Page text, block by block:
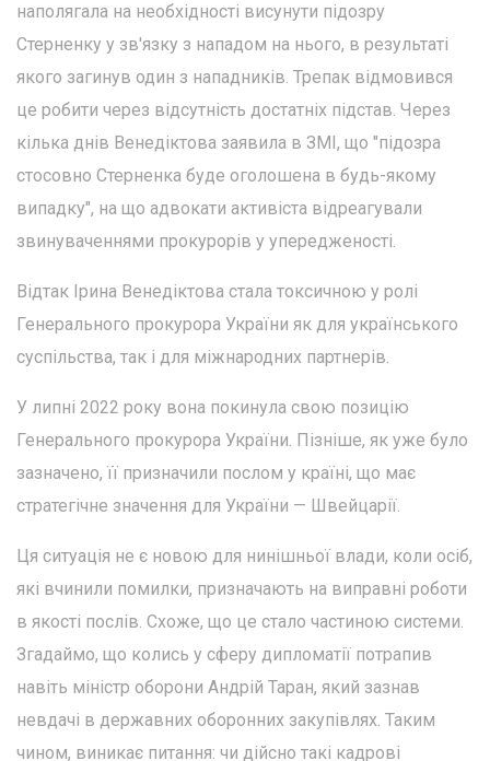
наполягала на необхідності висунути підозру
Стерненку у зв'язку з нападом на нього, в результаті
якого загинув один з нападників. Трепак відмовився
це робити через відсутність достатніх підстав. Через
кілька днів Венедіктова заявила в ЗМІ, що "підозра
стосовно Стерненка буде оголошена в будь-якому
випадку", на що адвокати активіста відреагували
звинуваченнями прокурорів у упередженості.
Відтак Ірина Венедіктова стала токсичною у ролі
Генерального прокурора України як для українського
суспільства, так і для міжнародних партнерів.
У липні 2022 року вона покинула свою позицію
Генерального прокурора України. Пізніше, як уже було
зазначено, її призначили послом у країні, що має
стратегічне значення для України — Швейцарії.
Ця ситуація не є новою для нинішньої влади, коли осіб,
які вчинили помилки, призначають на виправні роботи
в якості послів. Схоже, що це стало частиною системи.
Згадаймо, що колись у сферу дипломатії потрапив
навіть міністр оборони Андрій Таран, який зазнав
невдачі в державних оборонних закупівлях. Таким
чином, виникає питання: чи дійсно такі кадрові